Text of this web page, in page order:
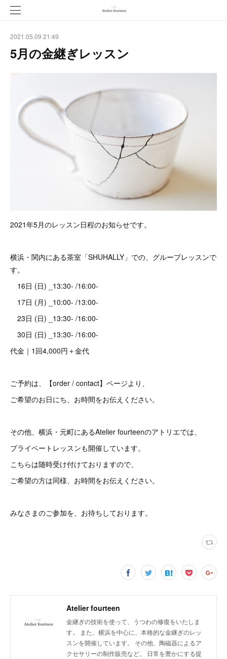
2021.05.09 21:49
5月の金継ぎレッスン
2021年5月のレッスン日程のお知らせです。
横浜・関内にある茶室「SHUHALLY」での、グループレッスンで
す。
16日 (日) _13:30- /16:00-
17日 (月) _10:00- /13:00-
23日 (日) _13:30- /16:00-
30日 (日) _13:30- /16:00-
代金｜1回4,000円＋金代
ご予約は、【order / contact】ページより、
ご希望のお日にち、お時間をお伝えください。
その他、横浜・元町にあるAtelier fourteenのアトリエでは、
プライベートレッスンも開催しています。
こちらは随時受け付けておりますので、
ご希望の方は同様、お時間をお伝えください。
みなさまのご参加を、お待ちしております。
Atelier fourteen
金継ぎの技術を使って、うつわの修復をいたしま
す。 また、横浜を中心に、本格的な金継ぎのレッ
スンを開催しています。 その他、陶磁器によるア
クセサリーの制作販売など。 日常を豊かにする提